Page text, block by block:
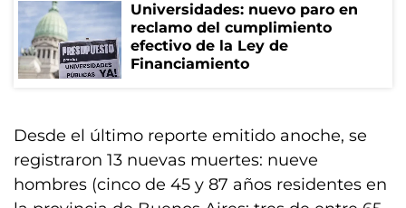
Universidades: nuevo paro en
reclamo del cumplimiento
efectivo de la Ley de
Financiamiento
Desde el último reporte emitido anoche, se
registraron 13 nuevas muertes: nueve
hombres (cinco de 45 y 87 años residentes en